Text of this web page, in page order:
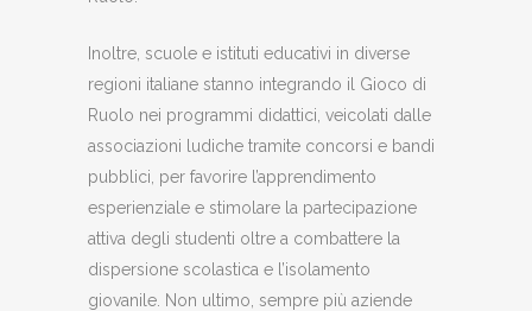
Inoltre, scuole e istituti educativi in diverse
regioni italiane stanno integrando il Gioco di
Ruolo nei programmi didattici, veicolati dalle
associazioni ludiche tramite concorsi e bandi
pubblici, per favorire l’apprendimento
esperienziale e stimolare la partecipazione
attiva degli studenti oltre a combattere la
dispersione scolastica e l’isolamento
giovanile. Non ultimo, sempre più aziende